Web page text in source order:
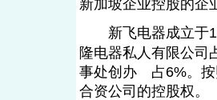
新加坡企业控股的企
新飞电器成立于
隆电器私人有限公司
事处创办 占6%。按
合资公司的控股权。